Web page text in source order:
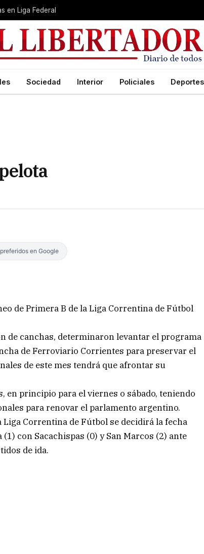
en Liga Federal
Sociedad Interior Policiales Deportes
en Google
de Primera B de la Liga Correntina de Fútbol
de canchas, determinaron levantar el programa
de Ferroviario Corrientes para preservar el
de este mes tendrá que afrontar su
en principio para el viernes o sábado, teniendo
para renovar el parlamento argentino.
Correntina de Fútbol se decidirá la fecha
con Sacachispas (0) y San Marcos (2) ante
de ida.